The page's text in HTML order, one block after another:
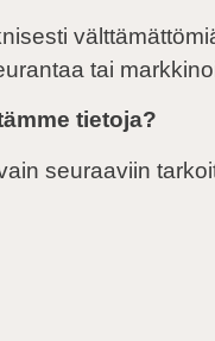
tai
tietoja?
seuraaviin